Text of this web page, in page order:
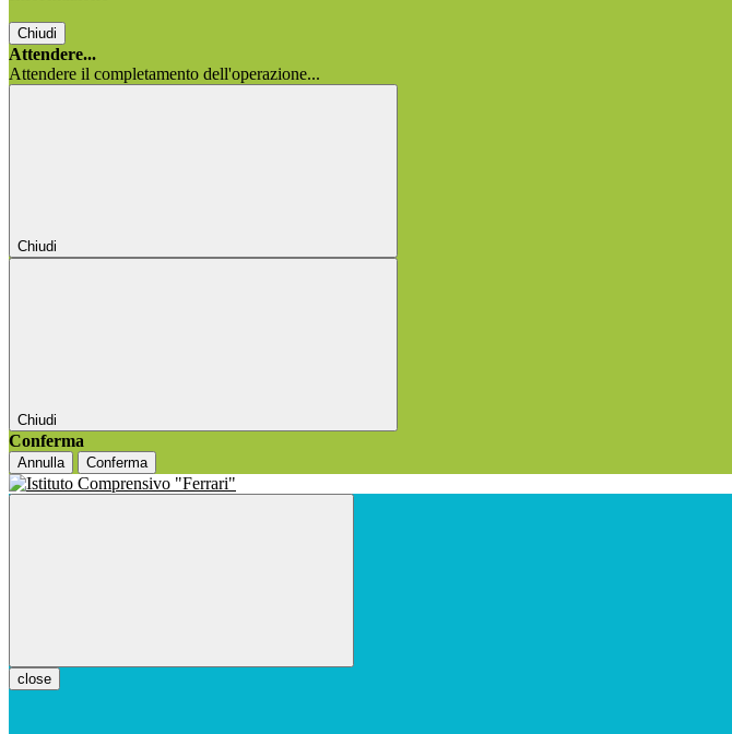
Chiudi
Attendere...
Attendere il completamento dell'operazione...
Chiudi
Chiudi
Conferma
Annulla Conferma
close